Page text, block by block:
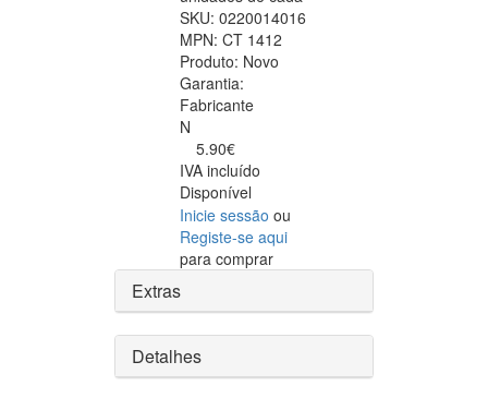
SKU: 0220014016
MPN: CT 1412
Produto: Novo
Garantia:
Fabricante
N
5.90€
IVA incluído
Disponível
Inicie sessão ou
Registe-se aqui
para comprar
Extras
Detalhes